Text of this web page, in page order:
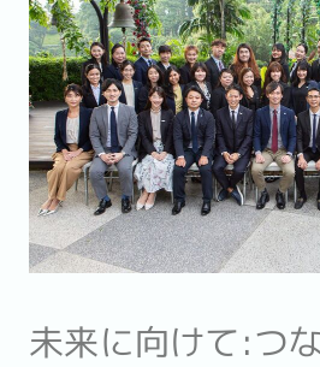
未来に向けて:つ